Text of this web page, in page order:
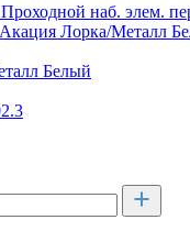
наб. элем.
Лорка/Металл
Белый